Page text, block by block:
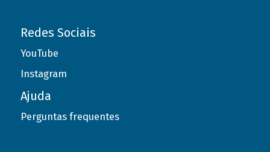
Redes Sociais
YouTube
Instagram
Ajuda
Perguntas frequentes